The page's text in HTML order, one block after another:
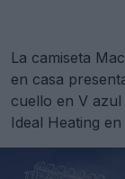
La camiseta
en casa
cuello en V
Ideal Heating